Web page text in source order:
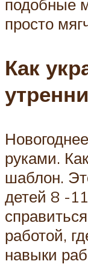
подобные
просто
Как
руками.
шаблон.
детей 8 -
работой,
навыки